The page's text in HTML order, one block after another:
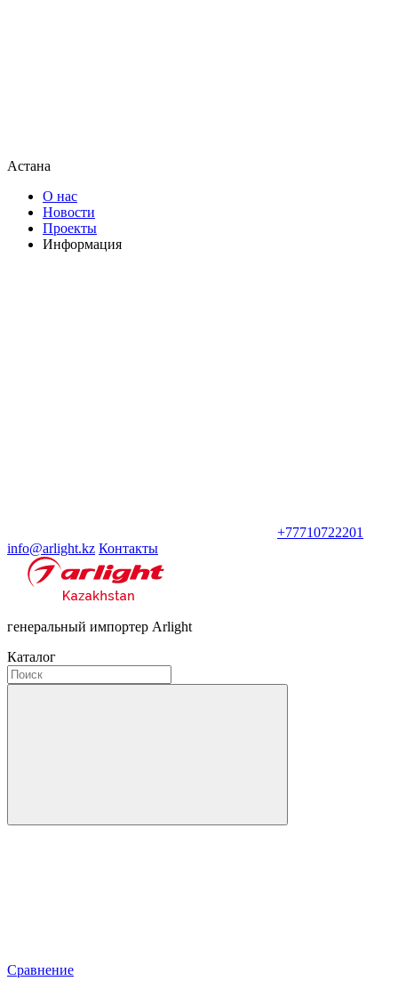
Астана
О нас
Новости
Проекты
Информация
+77710722201
info@arlight.kz Контакты
генеральный импортер Arlight
Каталог
Сравнение